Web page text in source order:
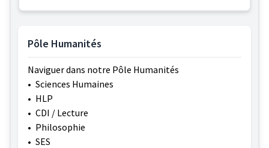
Pôle Humanités
Naviguer dans notre Pôle Humanités
• Sciences Humaines
• HLP
• CDI / Lecture
• Philosophie
• SES